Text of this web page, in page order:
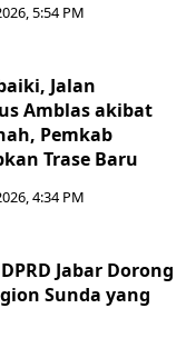
5:54 PM
Jalan
Amblas akibat
Pemkab
Trase Baru
4:34 PM
Jabar Dorong
Sunda yang